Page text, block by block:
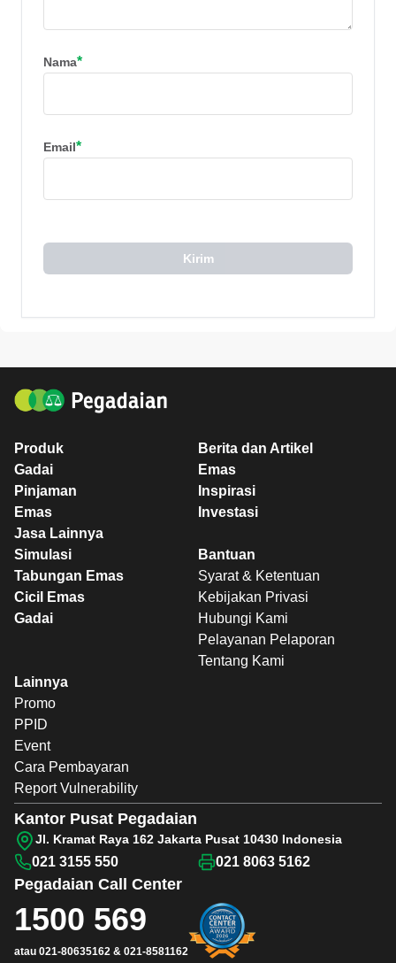
Nama*
Email*
Kirim
Produk
Gadai
Pinjaman
Emas
Jasa Lainnya
Berita dan Artikel
Emas
Inspirasi
Investasi
Simulasi
Tabungan Emas
Cicil Emas
Gadai
Bantuan
Syarat & Ketentuan
Kebijakan Privasi
Hubungi Kami
Pelayanan Pelaporan
Tentang Kami
Lainnya
Promo
PPID
Event
Cara Pembayaran
Report Vulnerability
Pegadaian Call Center
1500 569
atau 021-80635162 & 021-8581162
Kantor Pusat Pegadaian
Jl. Kramat Raya 162 Jakarta Pusat 10430 Indonesia
021 3155 550 021 8063 5162